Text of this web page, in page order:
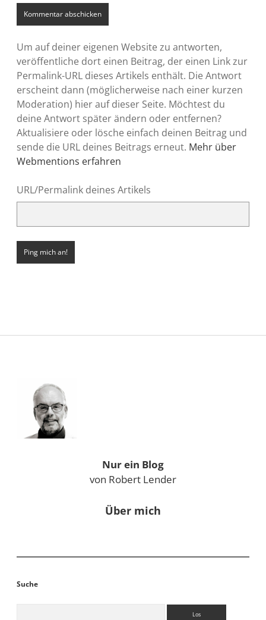
Um auf deiner eigenen Website zu antworten,
veröffentliche dort einen Beitrag, der einen Link zur
Permalink-URL dieses Artikels enthält. Die Antwort
erscheint dann (möglicherweise nach einer kurzen
Moderation) hier auf dieser Seite. Möchtest du
deine Antwort später ändern oder entfernen?
Aktualisiere oder lösche einfach deinen Beitrag und
sende die URL deines Beitrags erneut. Mehr über
Webmentions erfahren
URL/Permalink deines Artikels
Sidebar
Nur ein Blog
von Robert Lender
Über mich
Suche